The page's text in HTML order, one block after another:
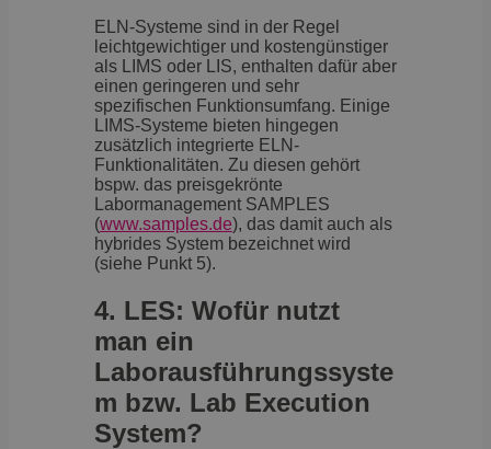
ELN-Systeme sind in der Regel
leichtgewichtiger und kostengünstiger
als LIMS oder LIS, enthalten dafür aber
einen geringeren und sehr
spezifischen Funktionsumfang. Einige
LIMS-Systeme bieten hingegen
zusätzlich integrierte ELN-
Funktionalitäten. Zu diesen gehört
bspw. das preisgekrönte
Labormanagement SAMPLES
(www.samples.de), das damit auch als
hybrides System bezeichnet wird
(siehe Punkt 5).
4. LES: Wofür nutzt
man ein
Laborausführungssyste
m bzw. Lab Execution
System?